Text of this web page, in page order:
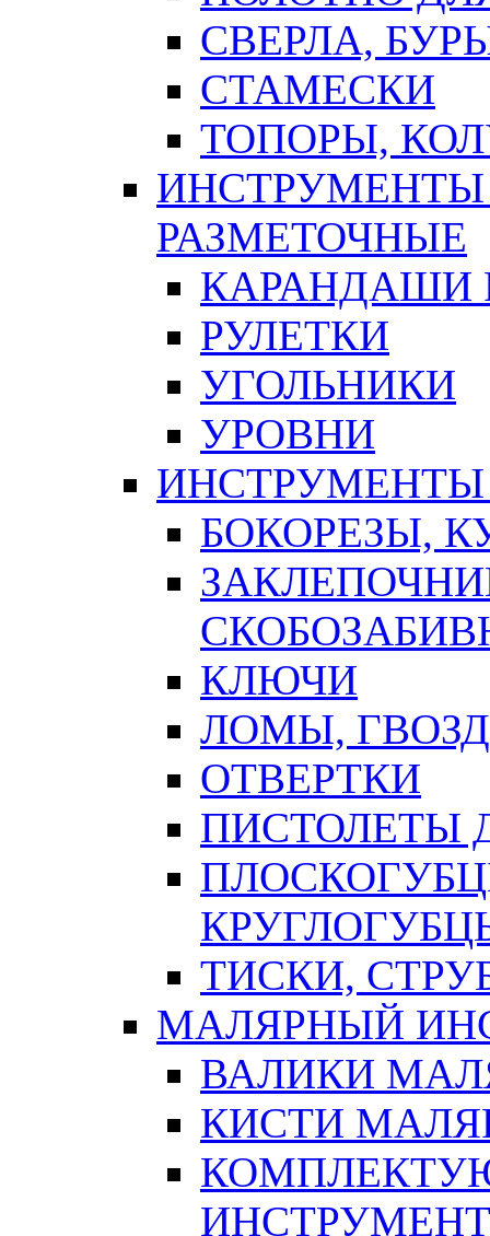
СВЕРЛА,
СТАМЕСКИ
ТОПОРЫ,
ИНСТРУМЕНТЫ
РАЗМЕТОЧНЫЕ
КАРАНДАШИ
РУЛЕТКИ
УГОЛЬНИКИ
УРОВНИ
БОКОРЕЗЫ,
КЛЮЧИ
ЛОМЫ,
ОТВЕРТКИ
ПИСТОЛЕТЫ
ТИСКИ,
МАЛЯРНЫЙ
ВАЛИКИ
КИСТИ